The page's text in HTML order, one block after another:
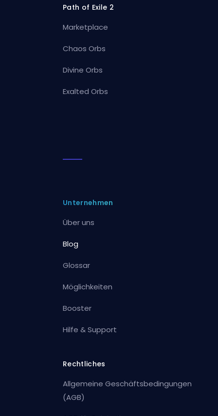
Path of Exile 2
Marketplace
Chaos Orbs
Divine Orbs
Exalted Orbs
Unternehmen
Über uns
Blog
Glossar
Möglichkeiten
Booster
Hilfe & Support
Rechtliches
Allgemeine Geschäftsbedingungen
(AGB)